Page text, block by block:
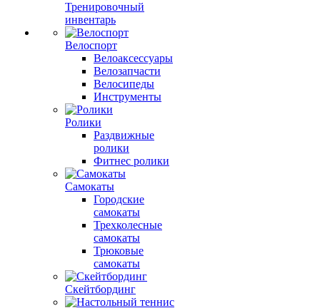
Тренировочный
инвентарь
Велоспорт
Велоаксессуары
Велозапчасти
Велосипеды
Инструменты
Ролики
Раздвижные
ролики
Фитнес ролики
Самокаты
Городские
самокаты
Трехколесные
самокаты
Трюковые
самокаты
Скейтбординг